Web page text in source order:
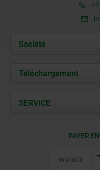
Société
À propos de nous
Contact
Téléchargement
Documents
SERVICE
PAYER